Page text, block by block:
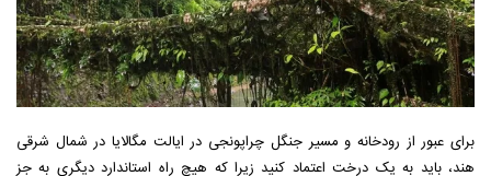
برای عبور از رودخانه و مسیر جنگل چراپونجی در ایالت مگالایا در شمال شرقی
هند، باید به یک درخت اعتماد کنید زیرا که هیچ راه استاندارد دیگری به جز